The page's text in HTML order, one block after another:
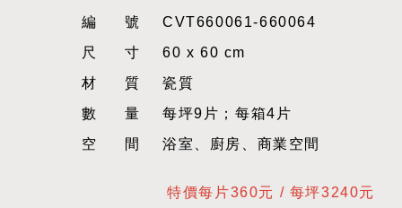
編號CVT660061-660064
尺寸60 x 60 cm
材質瓷質
數量每坪9片；每箱4片
空間浴室、廚房、商業空間
特價每片360元 / 每坪3240元